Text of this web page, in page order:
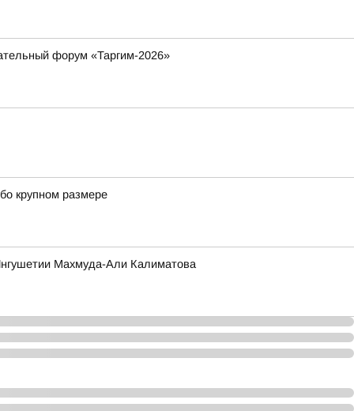
форум «Таргим-2026»
крупном размере
Махмуда-Али Калиматова